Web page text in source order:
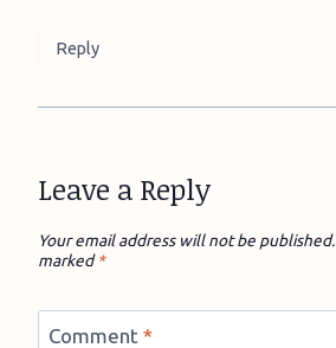
Reply
Leave a Reply
Your email address will not be published.
marked*
Comment *